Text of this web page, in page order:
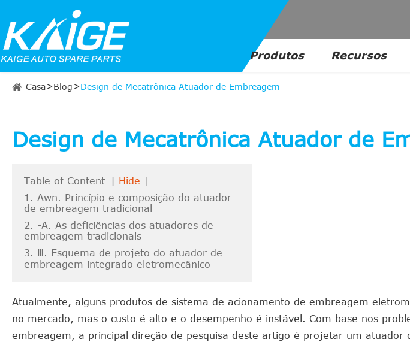
Produtos Recursos
Casa Blog Design de Mecatrônica Atuador de Embreagem
Design de Mecatrônica Atuador de
Table of Content [ Hide ]
1. Awn. Princípio e composição do atuador
de embreagem tradicional
2. -A. As deficiências dos atuadores de
embreagem tradicionais
3. Ⅲ. Esquema de projeto do atuador de
embreagem integrado eletromecânico
Atualmente, alguns produtos de sistema de acionamento de embreagem
no mercado, mas o custo é alto e o desempenho é instável. Com base nos
embreagem, a principal direção de pesquisa deste artigo é projetar um atuador